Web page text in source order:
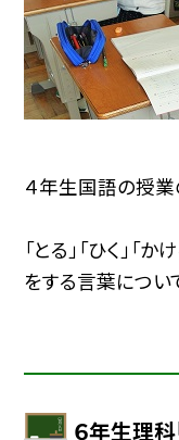
４年生国語の授業
「とる」「ひく」「
をする言葉につい
６年生理